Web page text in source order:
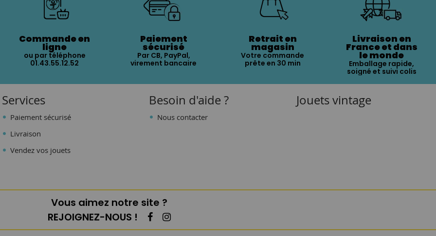
Commande en
ligne
ou par téléphone
01.43.55.12.52
Paiement
sécurisé
Par CB, PayPal,
virement bancaire
Retrait en
magasin
Votre commande
prête en 30 min
Livraison en
France et dans
le monde
Emballage rapide,
soigné et suivi colis
Services
Paiement sécurisé
Livraison
Vendez vos jouets
Besoin d'aide ?
Nous contacter
Jouets vintage
Vous aimez notre site ?
REJOIGNEZ-NOUS !